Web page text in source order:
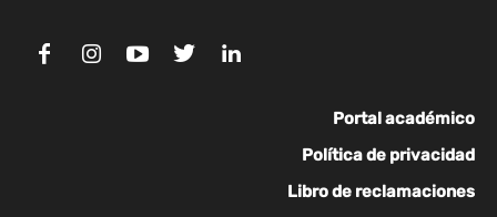
Portal académico
Política de privacidad
Libro de reclamaciones